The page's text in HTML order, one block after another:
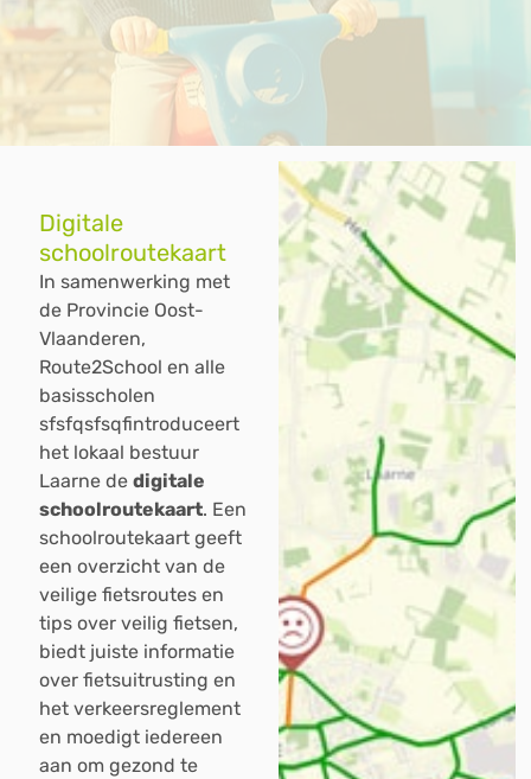
Digitale
schoolroutekaart
In samenwerking met
de Provincie Oost-
Vlaanderen,
Route2School en alle
basisscholen
sfsfqsfsqfintroduceert
het lokaal bestuur
Laarne dedigitale
schoolroutekaart. Een
schoolroutekaart geeft
een overzicht van de
veilige fietsroutes en
tips over veilig fietsen,
biedt juiste informatie
over fietsuitrusting en
het verkeersreglement
en moedigt iedereen
aan om gezond te